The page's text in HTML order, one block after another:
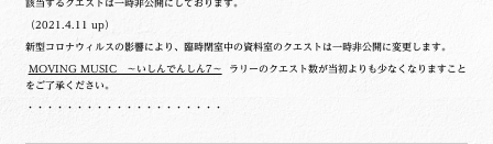
該当するクエストは一時非公開にしております。
（2021.4.11 up）
新型コロナウィルスの影響により、臨時閉室中の資料室のクエストは一時非公開に変更します。
MOVING MUSIC ～いしんでんしん7～ ラリーのクエスト数が当初よりも少なくなりますこと
をご了承ください。
・・・・・・・・・・・・・・・・・・・・